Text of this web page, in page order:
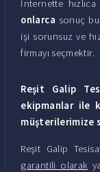
İnternette hızlıca
onlarca sonuç
işi sorunsuz ve
firmayı seçmektir.
Reşit Galip
ekipmanlar ile
müşterilerimize
Reşit Galip
garantili olarak